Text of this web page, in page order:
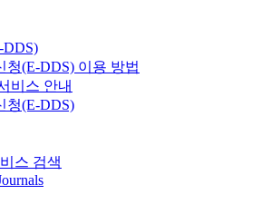
DDS)
청(E-DDS) 이용 방법
비스 안내
청(E-DDS)
스 검색